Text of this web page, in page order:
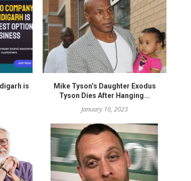
is
Mike Tyson’s Daughter Exodus
Tyson Dies After Hanging...
January 10, 2023